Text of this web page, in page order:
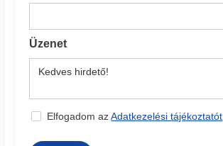
Üzenet
Elfogadom azAdatkezelési tájékoztatót